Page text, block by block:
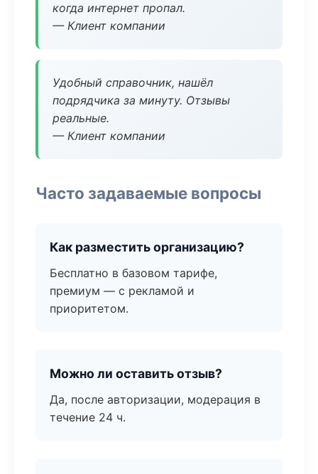
когда интернет пропал.
— Клиент компании
Удобный справочник, нашёл
подрядчика за минуту. Отзывы
реальные.
— Клиент компании
Часто задаваемые вопросы
Как разместить организацию?
Бесплатно в базовом тарифе,
премиум — с рекламой и
приоритетом.
Можно ли оставить отзыв?
Да, после авторизации, модерация в
течение 24 ч.